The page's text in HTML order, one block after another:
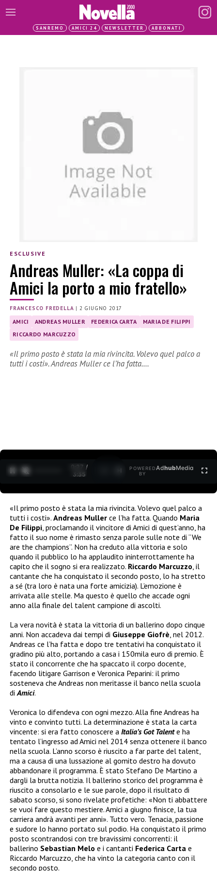
SANREMO AMICI 24 NEWSLETTER ABBONATI
ESCLUSIVE
Andreas Muller: «La coppa di
Amici la porto a mio fratello»
FRANCESCO FREDELLA | 2 GIUGNO 2017
AMICI ANDREAS MULLER FEDERICA CARTA
MARIA DE FILIPPI
RICCARDO MARCUZZO
«Il primo posto è stata la mia rivincita. Volevo quel palco a
tutti i costi». Andreas Muller ce l’ha fatta.…
0:27 /
3:35
POWERED
BY
AdhubMedia
«Il primo posto è stata la mia rivincita. Volevo quel palco a
tutti i costi». Andreas Muller ce l’ha fatta. Quando Maria
De Filippi , proclamando il vincitore di Amici di quest’anno, ha
fatto il suo nome è rimasto senza parole sulle note di “We
are the champions”. Non ha creduto alla vittoria e solo
quando il pubblico lo ha applaudito ininterrottamente ha
capito che il sogno si era realizzato. Riccardo Marcuzzo , il
cantante che ha conquistato il secondo posto, lo ha stretto
a sé (tra loro è nata una forte amicizia). L’emozione è
arrivata alle stelle. Ma questo è quello che accade ogni
anno alla finale del talent campione di ascolti.
La vera novità è stata la vittoria di un ballerino dopo cinque
anni. Non accadeva dai tempi di Giuseppe Giofrè , nel 2012.
Andreas ce l’ha fatta e dopo tre tentativi ha conquistato il
gradino più alto, portando a casa i 150mila euro di premio. È
stato il concorrente che ha spaccato il corpo docente,
facendo litigare Garrison e Veronica Peparini: il primo
sosteneva che Andreas non meritasse il banco nella scuola
di Amici.
Veronica lo difendeva con ogni mezzo. Alla fine Andreas ha
vinto e convinto tutti. La determinazione è stata la carta
vincente: si era fatto conoscere a Italia’s Got Talente ha
tentato l’ingresso ad Amici nel 2014 senza ottenere il banco
nella scuola. L’anno scorso è riuscito a far parte del talent,
ma a causa di una lussazione al gomito destro ha dovuto
abbandonare il programma. È stato Stefano De Martino a
dargli la brutta notizia. Il ballerino storico del programma è
riuscito a consolarlo e le sue parole, dopo il risultato di
sabato scorso, si sono rivelate profetiche: «Non ti abbattere
se vuoi fare questo mestiere. Amici a giugno finisce, la tua
carriera andrà avanti per anni». Tutto vero. Tenacia, passione
e sudore lo hanno portato sul podio. Ha conquistato il primo
posto scontrandosi con tre bravissimi concorrenti: il
ballerino Sebastian Melo e i cantanti Federica Carta e
Riccardo Marcuzzo, che ha vinto la categoria canto con il
secondo posto.